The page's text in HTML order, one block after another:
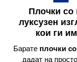
Плочки со
луксузен
кои ги
Барате плочки
дадат на